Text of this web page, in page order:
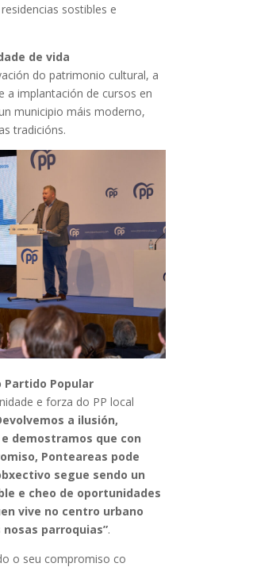
sostibles e
de vida
do patrimonio cultural, a
a implantación de cursos en
municipio máis moderno,
tradicións.
Partido Popular
e forza do PP local
a ilusión,
demostramos que con
Ponteareas pode
segue sendo un
e cheo de oportunidades
vive no centro urbano
parroquias”.
o seu compromiso co